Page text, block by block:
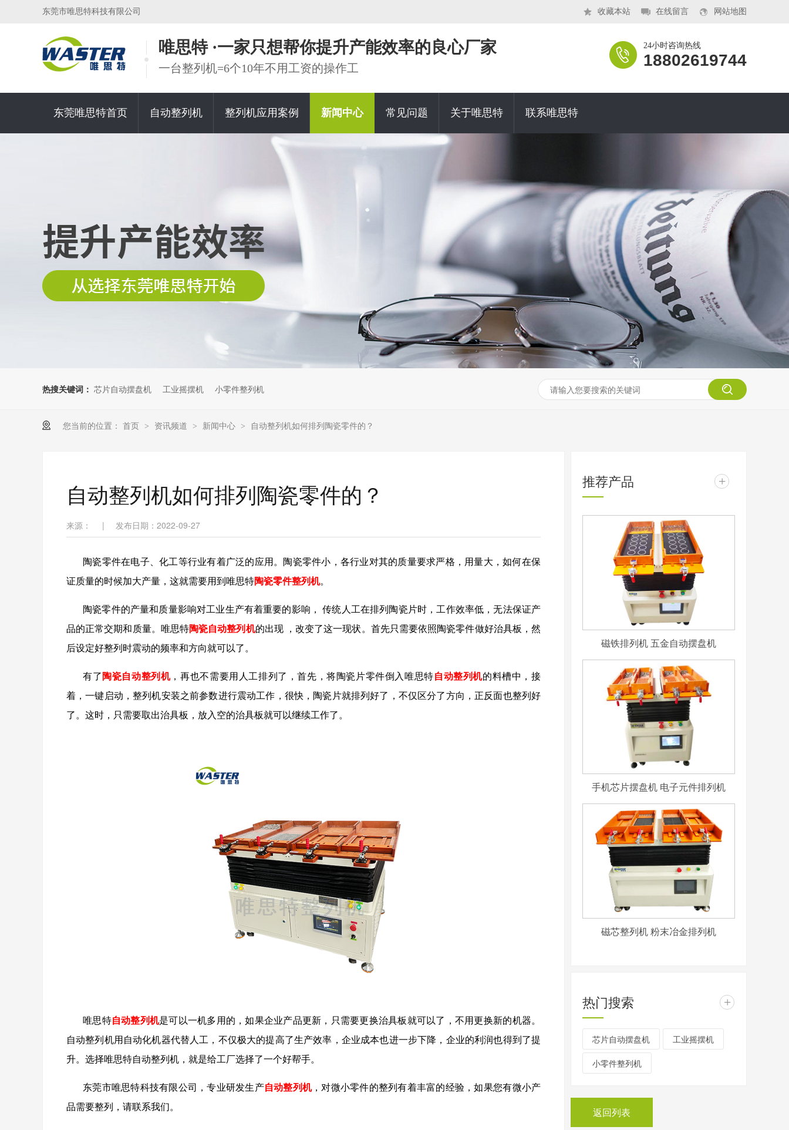
收藏本站 在线留言 网站地图
东莞市唯思特科技有限公司
唯思特 ·一家只想帮你提升产能效率的良心厂家
一台整列机=6个10年不用工资的操作工
24小时咨询热线
18802619744
东莞唯思特首页 自动整列机 整列机应用案例 新闻中心 常见问题 关于唯思特 联系唯思特
热搜关键词： 芯片自动摆盘机 工业摇摆机 小零件整列机
您当前的位置： 首页 > 资讯频道 > 新闻中心 > 自动整列机如何排列陶瓷零件的？
自动整列机如何排列陶瓷零件的？
来源： | 发布日期：2022-09-27
陶瓷零件在电子、化工等行业有着广泛的应用。陶瓷零件小，各行业对其的质量要求严格，用量大，如何在保
证质量的时候加大产量，这就需要用到唯思特陶瓷零件整列机。
陶瓷零件的产量和质量影响对工业生产有着重要的影响， 传统人工在排列陶瓷片时，工作效率低，无法保证产
品的正常交期和质量。唯思特陶瓷自动整列机的出现 ，改变了这一现状。首先只需要依照陶瓷零件做好治具板，然
后设定好整列时震动的频率和方向就可以了。
有了 陶瓷自动整列机，再也不需要用人工排列了，首先，将陶瓷片零件倒入唯思特自动整列机的料槽中，接
着，一键启动，整列机安装之前参数进行震动工作，很快，陶瓷片就排列好了，不仅区分了方向，正反面也整列好
了。这时，只需要取出治具板，放入空的治具板就可以继续工作了。
唯思特自动整列机是可以一机多用的，如果企业产品更新，只需要更换治具板就可以了，不用更换新的机器。
自动整列机用自动化机器代替人工，不仅极大的提高了生产效率，企业成本也进一步下降，企业的利润也得到了提
升。选择唯思特自动整列机，就是给工厂选择了一个好帮手。
东莞市唯思特科技有限公司，专业研发生产自动整列机，对微小零件的整列有着丰富的经验，如果您有微小产
品需要整列，请联系我们。
推荐产品 +
磁铁排列机 五金自动摆盘机
手机芯片摆盘机 电子元件排列机
磁芯整列机 粉末冶金排列机
热门搜索 +
芯片自动摆盘机 工业摇摆机
小零件整列机
返回列表